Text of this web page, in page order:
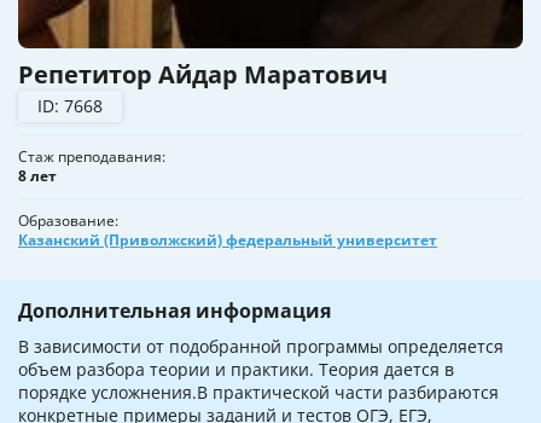
Репетитор Айдар Маратович
ID: 7668
Стаж преподавания
8 лет
Образование
Казанский (Приволжский) федеральный университет
Дополнительная информация
В зависимости от подобранной программы определяется
объем разбора теории и практики. Теория дается в
порядке усложнения.В практической части разбираются
конкретные примеры заданий и тестов ОГЭ, ЕГЭ,